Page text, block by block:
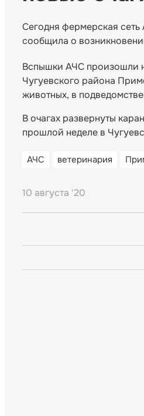
Сегодня фермерская
сообщила о
Вспышки АЧС произошли
Чугуевского района
животных, в
В очагах развернуты
прошлой неделе в
АЧС ветеринария
10 августа '20